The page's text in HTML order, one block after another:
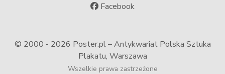
Facebook
© 2000 - 2026 Poster.pl – Antykwariat Polska Sztuka
Plakatu, Warszawa
Wszelkie prawa zastrzeżone